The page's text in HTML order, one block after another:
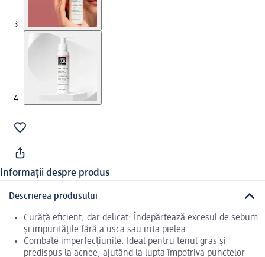
Informații despre produs
Descrierea produsului
Curăță eficient, dar delicat: Îndepărtează excesul de sebum
și impuritățile fără a usca sau irita pielea.
Combate imperfecțiunile: Ideal pentru tenul gras și
predispus la acnee, ajutând la lupta împotriva punctelor